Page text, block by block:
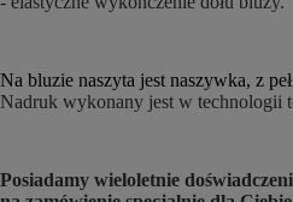
Na bluzie naszyta jest naszywka, z
Nadruk wykonany jest w technologii
Posiadamy wieloletnie